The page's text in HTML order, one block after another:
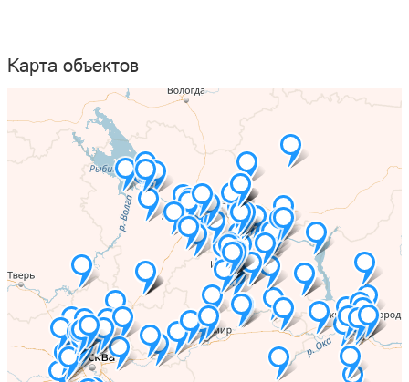
Карта объектов